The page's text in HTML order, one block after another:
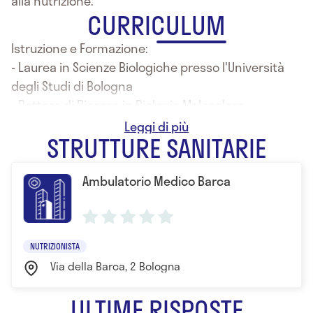
CURRICULUM
Istruzione e Formazione:
- Laurea in Scienze Biologiche presso l'Università
degli Studi di Bologna
- Dottore di Ricerca in Biologia Molecolare
- Master in Alimentazione e Educazione alla Salute
STRUTTURE SANITARIE
Ambulatorio Medico Barca
NUTRIZIONISTA
Via della Barca, 2 Bologna